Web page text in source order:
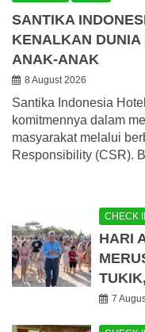
SANTIKA
KENALKAN
ANAK-ANAK
8 August 2026
Santika Indonesia
komitmennya dalam
masyarakat melalui
Responsibility (CSR).
CHECK
HARI
7